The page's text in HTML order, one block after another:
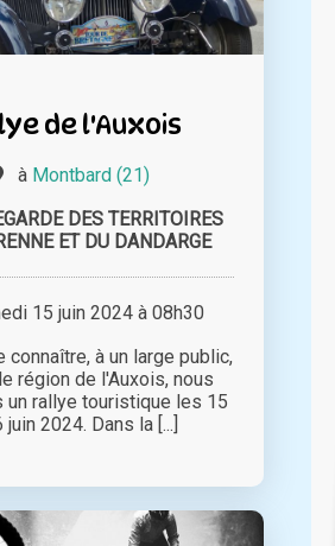
de l'Auxois
à Montbard (21)
DES TERRITOIRES
ET DU DANDARGE
15 juin 2024 à 08h30
connaître, à un large public,
région de l'Auxois, nous
un rallye touristique les 15
2024. Dans la [...]